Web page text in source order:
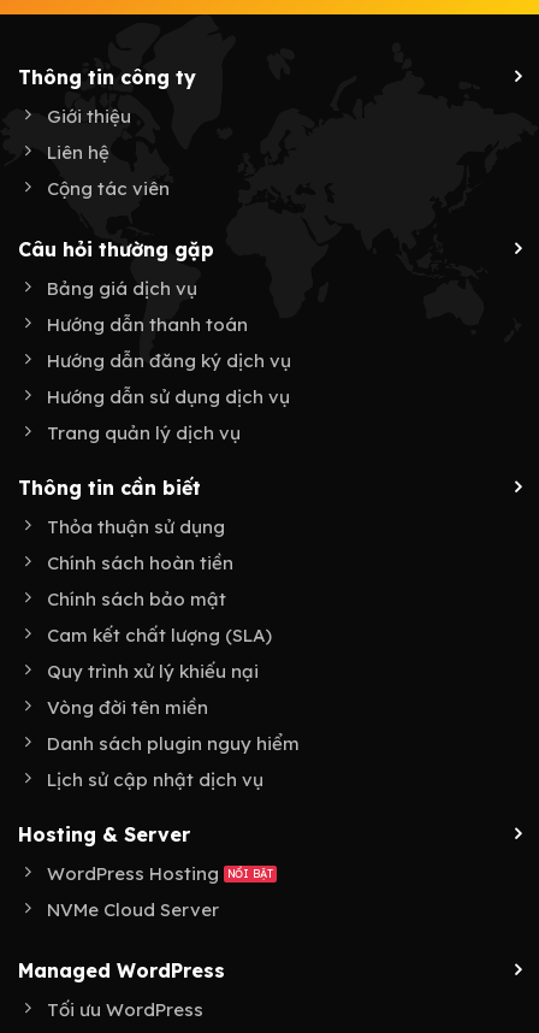
Thông tin công ty
Giới thiệu
Liên hệ
Cộng tác viên
Câu hỏi thường gặp
Bảng giá dịch vụ
Hướng dẫn thanh toán
Hướng dẫn đăng ký dịch vụ
Hướng dẫn sử dụng dịch vụ
Trang quản lý dịch vụ
Thông tin cần biết
Thỏa thuận sử dụng
Chính sách hoàn tiền
Chính sách bảo mật
Cam kết chất lượng (SLA)
Quy trình xử lý khiếu nại
Vòng đời tên miền
Danh sách plugin nguy hiểm
Lịch sử cập nhật dịch vụ
Hosting & Server
WordPress Hosting
NVMe Cloud Server
Managed WordPress
Tối ưu WordPress